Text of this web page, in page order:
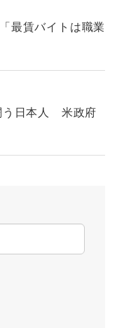
最賃バイトは職業
う日本人 米政府